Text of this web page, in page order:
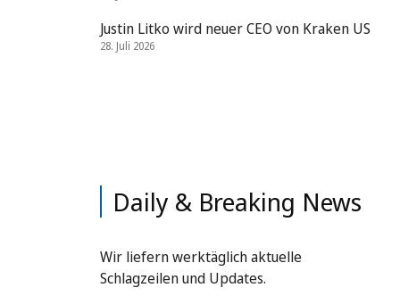
Justin Litko wird neuer CEO von Kraken US
28. Juli 2026
Daily & Breaking News
Wir liefern werktäglich aktuelle
Schlagzeilen und Updates.